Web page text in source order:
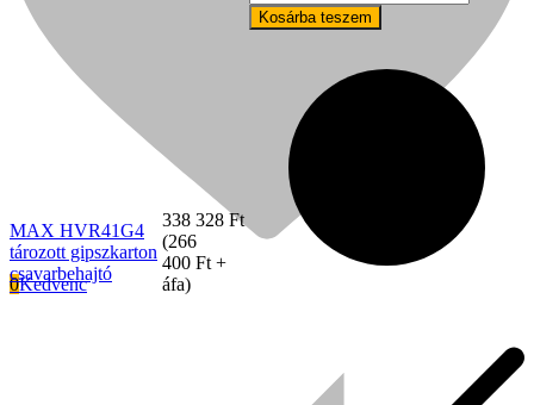
0Kedvenc
MAX HVR41G4
tározott gipszkarton
csavarbehajtó
338 328 Ft
(266
400 Ft +
áfa)
Kosárba teszem